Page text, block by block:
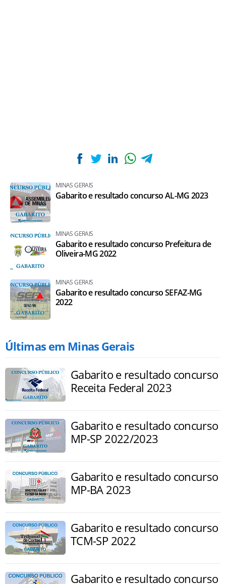
MINAS GERAIS
Gabarito e resultado concurso AL-MG 2023
MINAS GERAIS
Gabarito e resultado concurso Prefeitura de
Oliveira-MG 2022
MINAS GERAIS
Gabarito e resultado concurso SEFAZ-MG
2022
Últimas em Minas Gerais
Gabarito e resultado concurso
Receita Federal 2023
Gabarito e resultado concurso
MP-SP 2022/2023
Gabarito e resultado concurso
MP-BA 2023
Gabarito e resultado concurso
TCM-SP 2022
Gabarito e resultado concurso